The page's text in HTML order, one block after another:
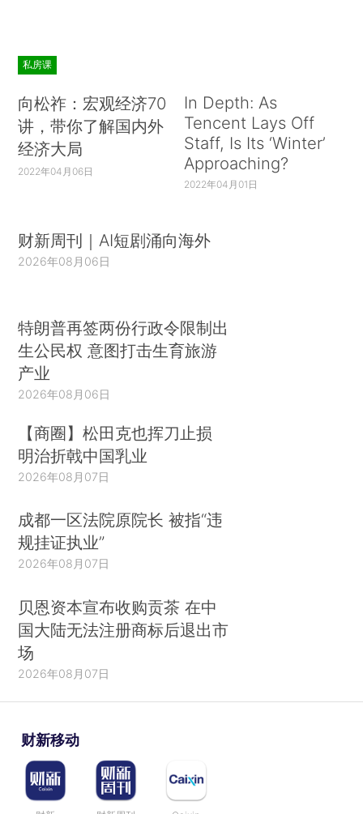
私房课
向松祚：宏观经济70
讲，带你了解国内外
经济大局
2022年04月06日
In Depth: As
Tencent Lays Off
Staff, Is Its ‘Winter’
Approaching?
2022年04月01日
财新周刊｜AI短剧涌向海外
2026年08月06日
特朗普再签两份行政令限制出
生公民权 意图打击生育旅游
产业
2026年08月06日
【商圈】松田克也挥刀止损
明治折戟中国乳业
2026年08月07日
成都一区法院原院长 被指“违
规挂证执业”
2026年08月07日
贝恩资本宣布收购贡茶 在中
国大陆无法注册商标后退出市
场
2026年08月07日
财新移动